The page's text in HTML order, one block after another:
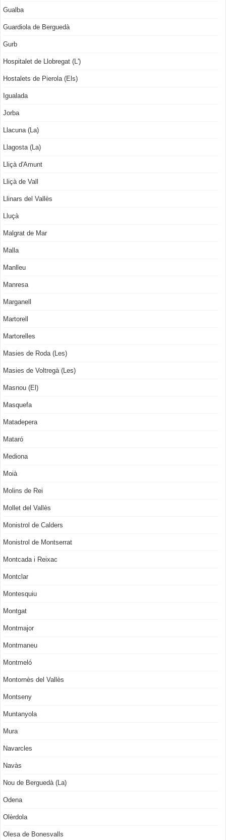
Gualba
Guardiola de Berguedà
Gurb
Hospitalet de Llobregat (L')
Hostalets de Pierola (Els)
Igualada
Jorba
Llacuna (La)
Llagosta (La)
Lliçà d'Amunt
Lliçà de Vall
Llinars del Vallès
Lluçà
Malgrat de Mar
Malla
Manlleu
Manresa
Marganell
Martorell
Martorelles
Masies de Roda (Les)
Masies de Voltregà (Les)
Masnou (El)
Masquefa
Matadepera
Mataró
Mediona
Moià
Molins de Rei
Mollet del Vallès
Monistrol de Calders
Monistrol de Montserrat
Montcada i Reixac
Montclar
Montesquiu
Montgat
Montmajor
Montmaneu
Montmeló
Montornès del Vallès
Montseny
Muntanyola
Mura
Navarcles
Navàs
Nou de Berguedà (La)
Odena
Olèrdola
Olesa de Bonesvalls